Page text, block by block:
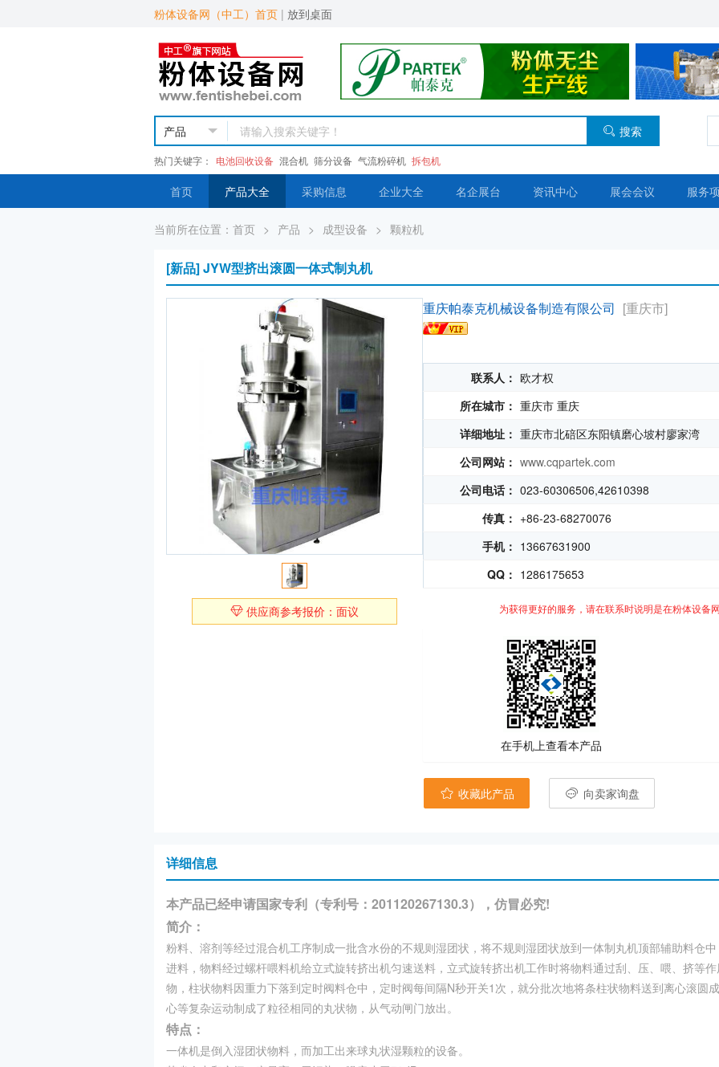
粉体设备网（中工）首页 | 放到桌面
搜索
热门关键字： 电池回收设备 混合机 筛分设备 气流粉碎机 拆包机
首页 产品大全 采购信息 企业大全 名企展台 资讯中心 展会会议 服务
当前所在位置： 首页 > 产品 > 成型设备 > 颗粒机
[新品] JYW型挤出滚圆一体式制丸机
供应商参考报价：面议
重庆帕泰克机械设备制造有限公司 [重庆市]
联系人： 欧才权
所在城市： 重庆市 重庆
详细地址： 重庆市北碚区东阳镇磨心坡村廖家湾
公司网站： www.cqpartek.com
公司电话： 023-60306506,​42610398
传真： +86-23-68270076
手机： 13667631900
QQ： 1286175653
为获得更好的服务，请在联系时说明是在粉体设备
在手机上查看本产品
收藏此产品 向卖家询盘
详细信息
本产品已经申请国家专利（专利号：201120267130.3），仿冒必究!
简介：
粉料、溶剂等经过混合机工序制成一批含水份的不规则湿团状，将不规则湿团状放到一体制丸机顶部辅助料仓
进料，物料经过螺杆喂料机给立式旋转挤出机匀速送料，立式旋转挤出机工作时将物料通过刮、压、喂、挤等
物，柱状物料因重力下落到定时阀料仓中，定时阀每间隔N秒开关1次，就分批次地将条柱状物料送到离心滚圆
心等复杂运动制成了粒径相同的丸状物，从气动闸门放出。
特点：
一体机是倒入湿团状物料，而加工出来球丸状湿颗粒的设备。